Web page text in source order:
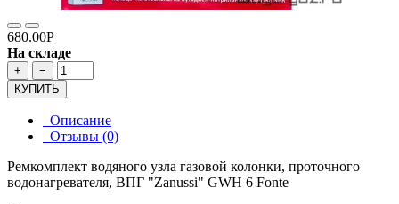
680.00Р
На складе
+
−
КУПИТЬ
Описание
Отзывы (0)
Ремкомплект водяного узла газовой колонки, проточного
водонагревателя, ВПГ "Zanussi" GWH 6 Fonte